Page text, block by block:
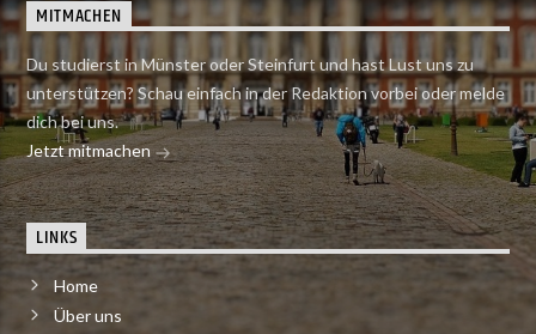
MITMACHEN
Du studierst in Münster oder Steinfurt und hast Lust uns zu
unterstützen? Schau einfach in der Redaktion vorbei oder melde
dich bei uns.
Jetzt mitmachen
LINKS
Home
Über uns